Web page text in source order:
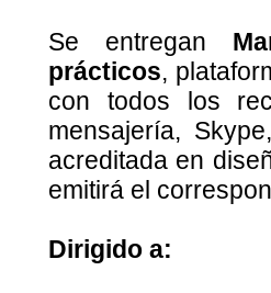
Se entregan
prácticos,
con todos los
mensajería,
acreditada en
emitirá el
Dirigido a: